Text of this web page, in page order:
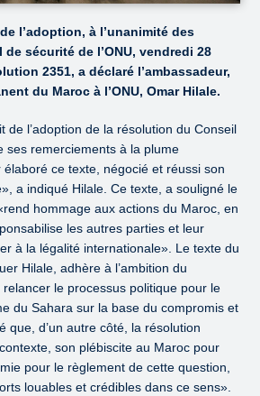
l’adoption, à l’unanimité des
sécurité de l’ONU, vendredi 28
2351, a déclaré l’ambassadeur,
du Maroc à l’ONU, Omar Hilale.
de l’adoption de la résolution du Conseil
ses remerciements à la plume
ce texte, négocié et réussi son
a indiqué Hilale. Ce texte, a souligné le
hommage aux actions du Maroc, en
les autres parties et leur
à la légalité internationale». Le texte du
Hilale, adhère à l’ambition du
le processus politique pour le
du Sahara sur la base du compromis et
que, d’un autre côté, la résolution
son plébiscite au Maroc pour
pour le règlement de cette question,
louables et crédibles dans ce sens».